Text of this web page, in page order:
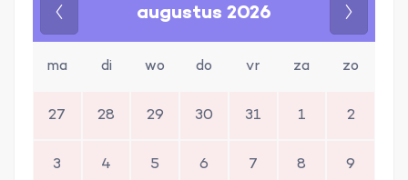
augustus 2026
ma di wo do vr za zo
27 28 29 30 31 1 2
3 4 5 6 7 8 9